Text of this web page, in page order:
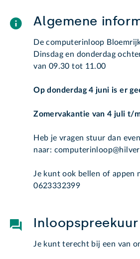
Algemene
De computerinloop
Dinsdag en donderdag
van 09.30 tot 11.00
Op donderdag 4 juni is er
Zomervakantie van 4 juli t/
Heb je vragen stuur dan
naar:
Je kunt ook bellen of appen
0623332399
Inloopspreekuur
Je kunt terecht bij een van